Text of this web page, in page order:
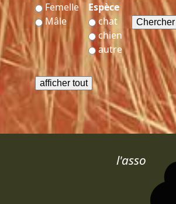
Femelle
Mâle
Espèce
chat
chien
autre
l'asso